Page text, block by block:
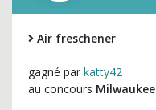
Air freschener
gagné par katty42
au concours Milwaukee